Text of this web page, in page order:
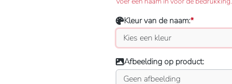
Kleur van de naam:*
Afbeelding op product: